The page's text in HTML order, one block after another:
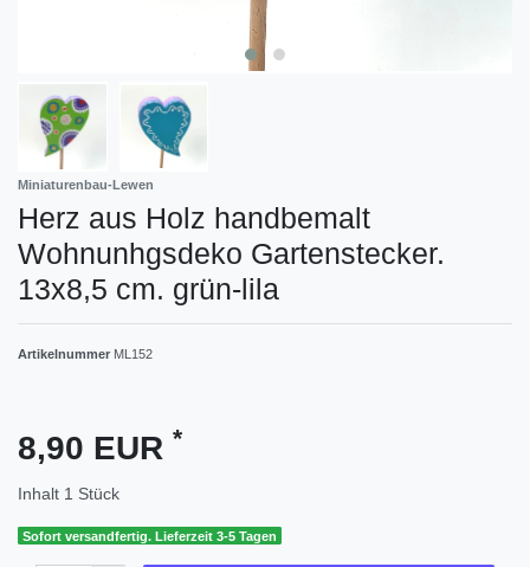
Miniaturenbau-Lewen
Herz aus Holz handbemalt
Wohnunhgsdeko Gartenstecker.
13x8,5 cm. grün-lila
Artikelnummer ML152
8,90 EUR *
Inhalt 1 Stück
Sofort versandfertig. Lieferzeit 3-5 Tagen